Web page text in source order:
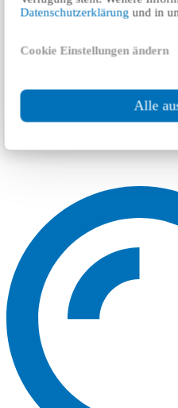
Datenschutzerklärung und in
Cookie Einstellungen ändern
Alle